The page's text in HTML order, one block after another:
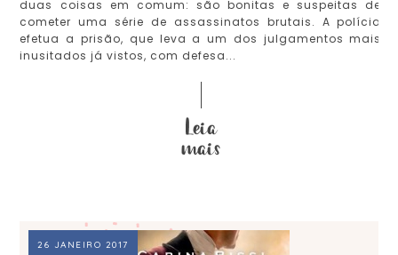
duas coisas em comum: são bonitas e suspeitas de
cometer uma série de assassinatos brutais. A polícia
efetua a prisão, que leva a um dos julgamentos mais
inusitados já vistos, com defesa...
26 JANEIRO 2017